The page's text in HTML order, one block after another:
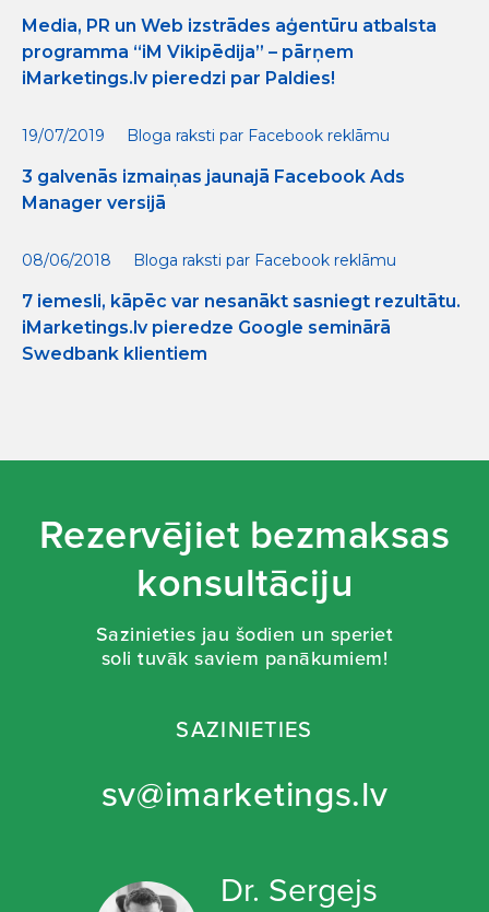
Media, PR un Web izstrādes aģentūru atbalsta
programma “iM Vikipēdija” – pārņem
iMarketings.lv pieredzi par Paldies!
19/07/2019 Bloga raksti par Facebook reklāmu
3 galvenās izmaiņas jaunajā Facebook Ads
Manager versijā
08/06/2018 Bloga raksti par Facebook reklāmu
7 iemesli, kāpēc var nesanākt sasniegt rezultātu.
iMarketings.lv pieredze Google seminārā
Swedbank klientiem
Rezervējiet bezmaksas
konsultāciju
Sazinieties jau šodien un speriet
soli tuvāk saviem panākumiem!
SAZINIETIES
sv@imarketings.lv
Dr. Sergejs